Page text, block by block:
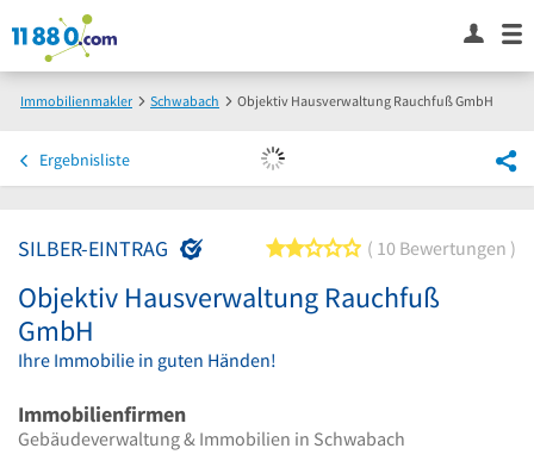
Immobilienmakler Schwabach Objektiv Hausverwaltung Rauchfuß GmbH
Ergebnisliste
SILBER-EINTRAG 2 von 5 Sternen
10 Bewertungen
Objektiv Hausverwaltung Rauchfuß
GmbH
Ihre Immobilie in guten Händen!
Immobilienfirmen
Gebäudeverwaltung & Immobilien in Schwabach